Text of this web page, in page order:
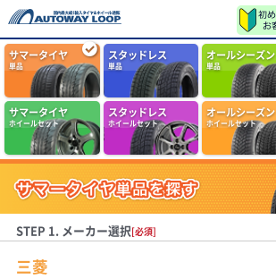
サマータイヤ
単品
スタッドレス
単品
オールシーズン
単品
サマータイヤ
ホイールセット
スタッドレス
ホイールセット
オールシーズン
ホイールセット
STEP 1. メーカー選択[必須]
三菱